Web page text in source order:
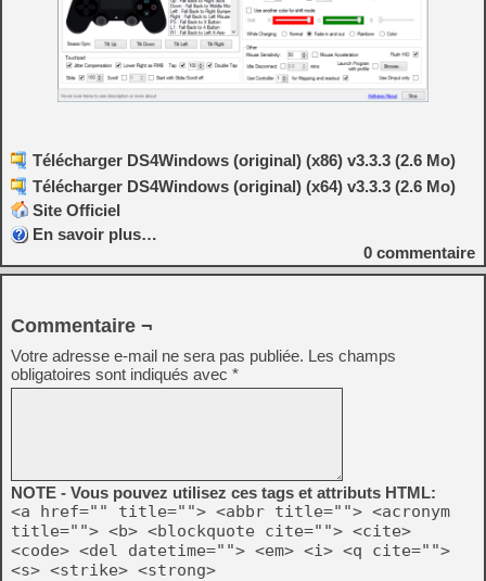
Télécharger DS4Windows (original) (x86) v3.3.3 (2.6 Mo)
Télécharger DS4Windows (original) (x64) v3.3.3 (2.6 Mo)
Site Officiel
En savoir plus…
0 commentaire
Commentaire ¬
Votre adresse e-mail ne sera pas publiée. Les champs
obligatoires sont indiqués avec *
NOTE - Vous pouvez utilisez ces tags et attributs HTML:
<a href="" title=""> <abbr title=""> <acronym
title=""> <b> <blockquote cite=""> <cite>
<code> <del datetime=""> <em> <i> <q cite="">
<s> <strike> <strong>